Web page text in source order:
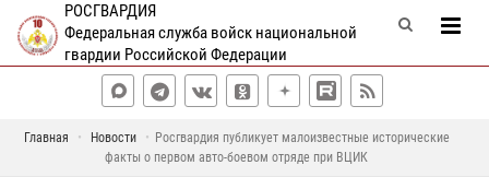
РОСГВАРДИЯ
Федеральная служба войск национальной
гвардии Российской Федерации
Главная Новости
Росгвардия публикует малоизвестные исторические
факты о первом авто-боевом отряде при ВЦИК